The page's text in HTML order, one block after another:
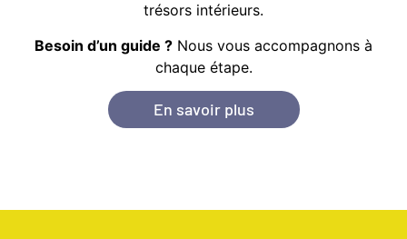
trésors intérieurs.
Besoin d’un guide ? Nous vous accompagnons à
chaque étape.
En savoir plus